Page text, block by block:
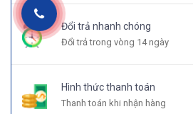
Đổi trả nhanh chóng
Đổi trả trong vòng 14 ngày
Hình thức thanh toán
Thanh toán khi nhận hàng